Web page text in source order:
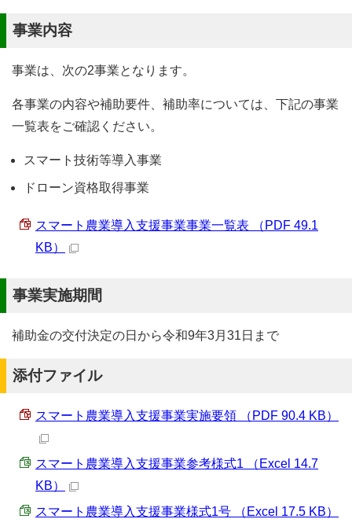
事業内容
事業は、次の2事業となります。
各事業の内容や補助要件、補助率については、下記の事業
一覧表をご確認ください。
スマート技術等導入事業
ドローン資格取得事業
スマート農業導入支援事業事業一覧表 （PDF 49.1
KB）
事業実施期間
補助金の交付決定の日から令和9年3月31日まで
添付ファイル
スマート農業導入支援事業実施要領 （PDF 90.4 KB）
スマート農業導入支援事業参考様式1 （Excel 14.7
KB）
スマート農業導入支援事業様式1号 （Excel 17.5 KB）